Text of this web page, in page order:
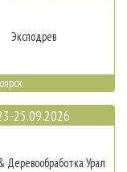
Эксподрев
25.09.2026
Деревообработка Урал